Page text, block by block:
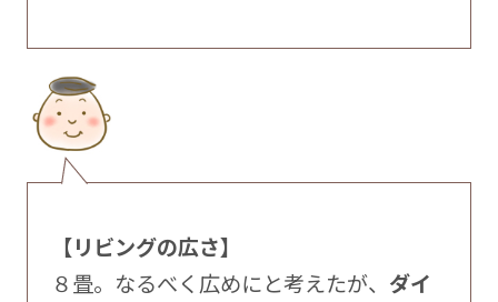
【リビングの広さ】
８畳。なるべく広めにと考えたが、 ダイ